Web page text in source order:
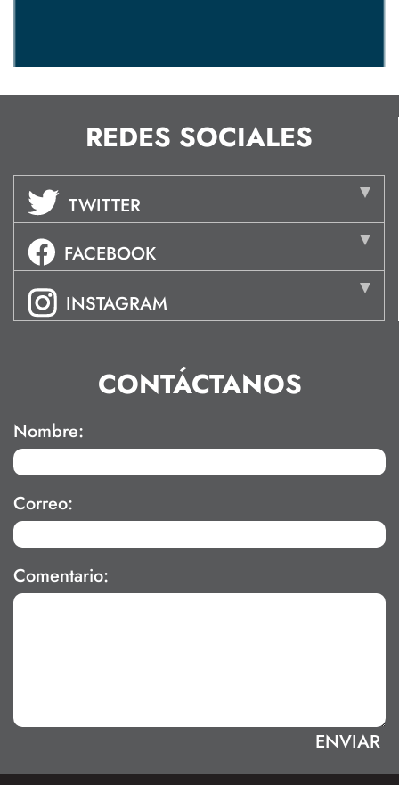
REDES SOCIALES
TWITTER
FACEBOOK
INSTAGRAM
CONTÁCTANOS
Nombre:
Correo:
Comentario: